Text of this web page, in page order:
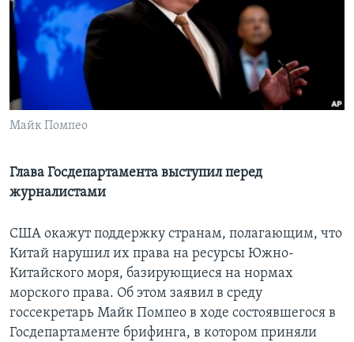
Learning English
СОЦИАЛЬНЫЕ СЕТИ
Майк Помпео
Глава Госдепартамента выступил перед
журналистами
США окажут поддержку странам, полагающим, что
Китай нарушил их права на ресурсы Южно-
Китайского моря, базирующиеся на нормах
морского права. Об этом заявил в среду
госсекретарь Майк Помпео в ходе состоявшегося в
Госдепартаменте брифинга, в котором приняли